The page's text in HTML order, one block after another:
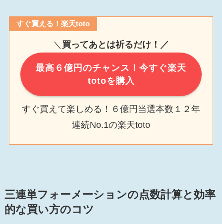
すぐ買える！楽天toto
＼ 買ってあとは祈るだけ！／
最高６億円のチャンス！今すぐ楽天
totoを購入
すぐ買えて楽しめる！６億円当選本数１２年
連続No.1の楽天toto
三連単フォーメーションの点数計算と効率
的な買い方のコツ